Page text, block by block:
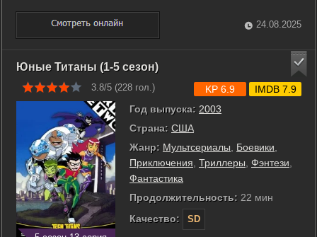
приказ вернуть его любой ценой, Лион против своего
желания становится участником незаконных боев
современных гладиаторов, дерущихся ...
24.08.2025
Юные Титаны (1-5 сезон)
3.8/5 (228 гол.)
Год выпуска: 2003
Страна: США
Жанр: Мультсериалы Боевики
Приключения Триллеры Фэнтези
Фантастика
Продолжительность: 22 мин
Качество:
SD
KP 6.9 IMDB 7.9